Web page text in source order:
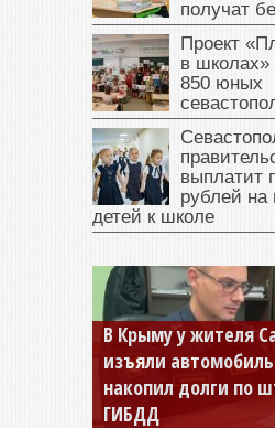
получат
Проект
в
850 юных
выплатит
рублей на
детей к школе
В Крыму у жителя
изъяли
накопил долги по
ГИБДД